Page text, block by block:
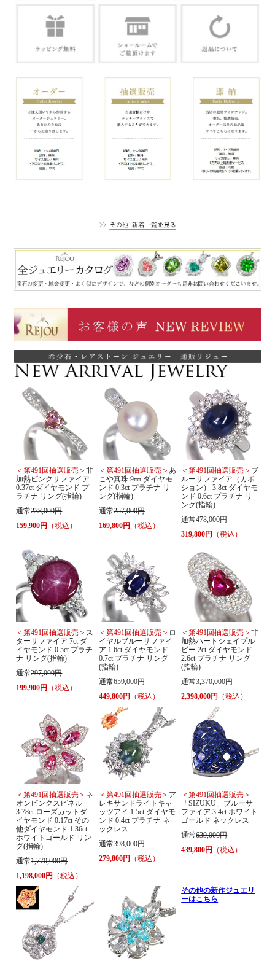
＜第491回抽選販売＞非
加熱ピンクサファイア
0.37ct ダイヤモンド プ
ラチナ リング(指輪)
通常238,000円
159,900円 （税込）
＜第491回抽選販売＞ あ
こや真珠 9㎜ ダイヤモ
ンド 0.3ct プラチナ リ
ング(指輪)
通常257,000円
169,800円 （税込）
＜第491回抽選販売＞ ブ
ルーサファイア（カボ
ション） 3.8ct ダイヤモ
ンド 0.6ct プラチナ リ
ング(指輪)
通常478,000円
319,800円 （税込）
＜第491回抽選販売＞ ス
ターサファイア 7ct ダ
イヤモンド 0.5ct プラチ
ナ リング(指輪)
通常297,000円
199,900円
（税込）
＜第491回抽選販売＞ ロ
イヤルブルーサファイ
ア 1.6ct ダイヤモンド
0.7ct プラチナ リング
(指輪)
通常659,000円
449,800円
（税込）
＜第491回抽選販売＞非
加熱ハートシェイプル
ビー 2ct ダイヤモンド
2.6ct プラチナ リング
(指輪)
通常3,370,000円
2,398,000円
（税込）
＜第491回抽選販売＞ ネ
オンピンクスピネル
3.78ct ローズカットダ
イヤモンド 0.17ct その
他ダイヤモンド 1.36ct
ホワイトゴールド リン
グ(指輪)
通常1,770,000円
1,198,000円
（税込）
＜第491回抽選販売＞ ア
レキサンドライトキャ
ッツアイ 1.5ct ダイヤモ
ンド 0.4ct プラチナ ネ
ックレス
通常398,000円
279,800円
（税込）
＜第491回抽選販売＞
「SIZUKU」ブルーサ
ファイア 3.4ct ホワイト
ゴールド ネックレス
通常639,000円
439,800円
（税込）
その他の新作ジュエリ
ーはこちら